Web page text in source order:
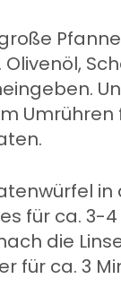
Olivenöl,
Umrühren
in
für ca. 3-
die
für ca. 3